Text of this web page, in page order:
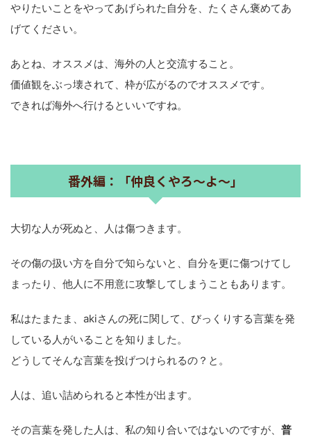
やりたいことをやってあげられた自分を、たくさん褒めてあ
げてください。
あとね、オススメは、海外の人と交流すること。
価値観をぶっ壊されて、枠が広がるのでオススメです。
できれば海外へ行けるといいですね。
番外編：「仲良くやろ〜よ〜」
大切な人が死ぬと、人は傷つきます。
その傷の扱い方を自分で知らないと、自分を更に傷つけてし
まったり、他人に不用意に攻撃してしまうこともあります。
私はたまたま、akiさんの死に関して、びっくりする言葉を発
している人がいることを知りました。
どうしてそんな言葉を投げつけられるの？と。
人は、追い詰められると本性が出ます。
その言葉を発した人は、私の知り合いではないのですが、 普